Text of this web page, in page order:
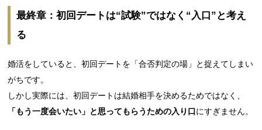
最終章：初回デートは“試験”ではなく“入口”と考え
る
婚活をしていると、初回デートを「合否判定の場」と捉えてしまい
がちです。
しかし実際には、初回デートは結婚相手を決めるためではなく、
「もう一度会いたい」と思ってもらうための入り口 にすぎません。